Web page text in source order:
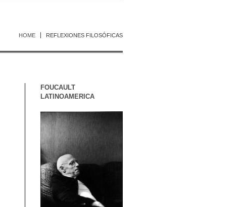
HOME REFLEXIONES FILOSÓFICAS
FOUCAULT
LATINOAMERICA